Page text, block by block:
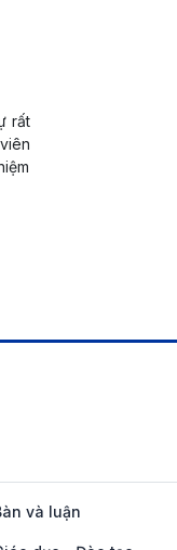
rất
và luận